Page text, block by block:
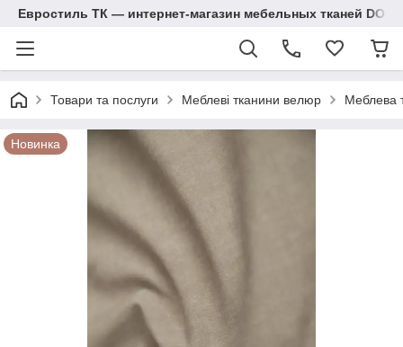
Евростиль ТК — интернет-магазин мебельных тканей
Товари та послуги Меблеві тканини велюр Меблева
Новинка